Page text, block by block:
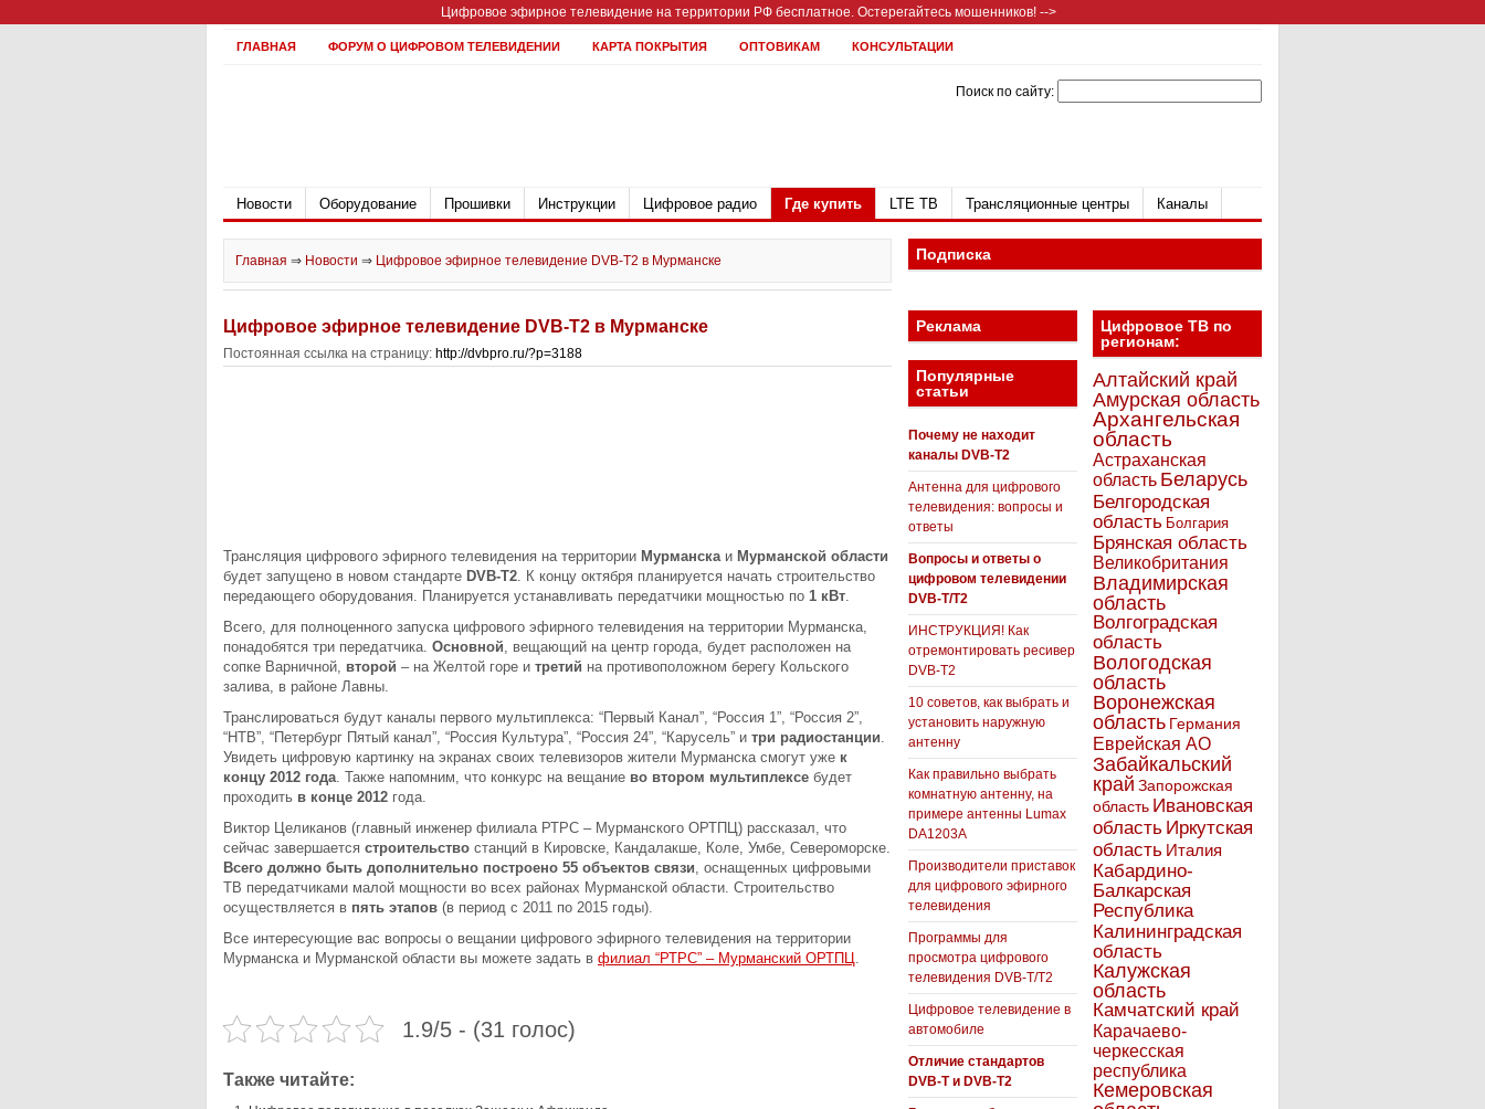
Цифровое эфирное телевидение на территории РФ бесплатное. Остерегайтесь мошенников! -->
ГЛАВНАЯ ФОРУМ О ЦИФРОВОМ ТЕЛЕВИДЕНИИ КАРТА ПОКРЫТИЯ ОПТОВИКАМ КОНСУЛЬТАЦИИ
Поиск по сайту:
Новости Оборудование Прошивки Инструкции Цифровое радио Где купить LTE ТВ Трансляционные центры Каналы
Главная ⇒ Новости ⇒ Цифровое эфирное телевидение DVB-T2 в Мурманске
Цифровое эфирное телевидение DVB-T2 в Мурманске
Постоянная ссылка на страницу: http://dvbpro.ru/?p=3188
Трансляция цифрового эфирного телевидения на территории Мурманскаи Мурманской области
будет запущено в новом стандарте DVB-T2. К концу октября планируется начать строительство
передающего оборудования. Планируется устанавливать передатчики мощностью по 1 кВт.
Всего, для полноценного запуска цифрового эфирного телевидения на территории Мурманска,
понадобятся три передатчика. Основной, вещающий на центр города, будет расположен на
сопке Варничной, второй – на Желтой горе и третий на противоположном берегу Кольского
залива, в районе Лавны.
Транслироваться будут каналы первого мультиплекса: “Первый Канал”, “Россия 1”, “Россия 2”,
“НТВ”, “Петербург Пятый канал”, “Россия Культура”, “Россия 24”, “Карусель” и три радиостанции.
Увидеть цифровую картинку на экранах своих телевизоров жители Мурманска смогут уже к
концу 2012 года. Также напомним, что конкурс на вещание во втором мультиплексе будет
проходить в конце 2012 года.
Виктор Целиканов (главный инженер филиала РТРС – Мурманского ОРТПЦ) рассказал, что
сейчас завершается строительство станций в Кировске, Кандалакше, Коле, Умбе, Североморске.
Всего должно быть дополнительно построено 55 объектов связи, оснащенных цифровыми
ТВ передатчиками малой мощности во всех районах Мурманской области. Строительство
осуществляется в пять этапов (в период с 2011 по 2015 годы).
Все интересующие вас вопросы о вещании цифрового эфирного телевидения на территории
Мурманска и Мурманской области вы можете задать в филиал “РТРС” – Мурманский ОРТПЦ.
1.9/5 - (31 голос)
Также читайте:
Подписка
Реклама
Популярные
статьи
Почему не находит
каналы DVB-T2
Антенна для цифрового
телевидения: вопросы и
ответы
Вопросы и ответы о
цифровом телевидении
DVB-T/T2
ИНСТРУКЦИЯ! Как
отремонтировать ресивер
DVB-T2
10 советов, как выбрать и
установить наружную
антенну
Как правильно выбрать
комнатную антенну, на
примере антенны Lumax
DA1203А
Производители приставок
для цифрового эфирного
телевидения
Программы для
просмотра цифрового
телевидения DVB-T/T2
Цифровое телевидение в
автомобиле
Отличие стандартов
DVB-T и DVB-T2
Цифровое ТВ по
регионам:
Алтайский край
Амурская область
Архангельская
область
Астраханская
область Беларусь
Белгородская
область Болгария
Брянская область
Великобритания
Владимирская
область
Волгоградская
область
Вологодская
область
Воронежская
область Германия
Еврейская АО
Забайкальский
край Запорожская
область Ивановская
область Иркутская
область Италия
Кабардино-
Балкарская
Республика
Калининградская
область
Калужская
область
Камчатский край
Карачаево-
черкесская
республика
Кемеровская